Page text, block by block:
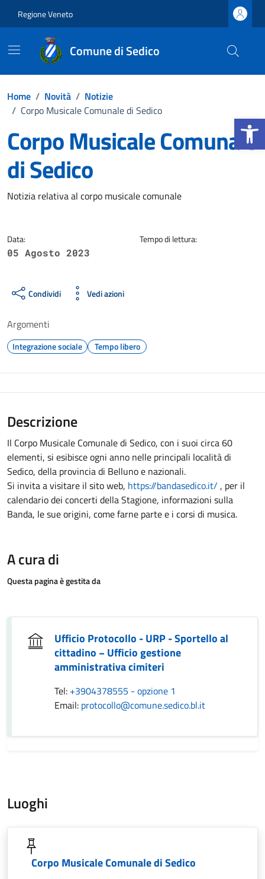
Apri la
Regione Veneto
Comune di Sedico
Home / Novità / Notizie
/ Corpo Musicale Comunale di Sedico
Corpo Musicale Comunale
di Sedico
Dettagli della notizia
Notizia relativa al corpo musicale comunale
Data:
05 Agosto 2023
Tempo di lettura:
Condividi Vedi azioni
Argomenti
Integrazione sociale Tempo libero
Descrizione
Il Corpo Musicale Comunale di Sedico, con i suoi circa 60
elementi, si esibisce ogni anno nelle principali località di
Sedico, della provincia di Belluno e nazionali.
Si invita a visitare il sito web, https://bandasedico.it/ , per il
calendario dei concerti della Stagione, informazioni sulla
Banda, le sue origini, come farne parte e i corsi di musica.
A cura di
Questa pagina è gestita da
Ufficio Protocollo - URP - Sportello al
cittadino − Ufficio gestione
amministrativa cimiteri
Tel: +3904378555 - opzione 1
Email: protocollo@comune.sedico.bl.it
Luoghi
Corpo Musicale Comunale di Sedico